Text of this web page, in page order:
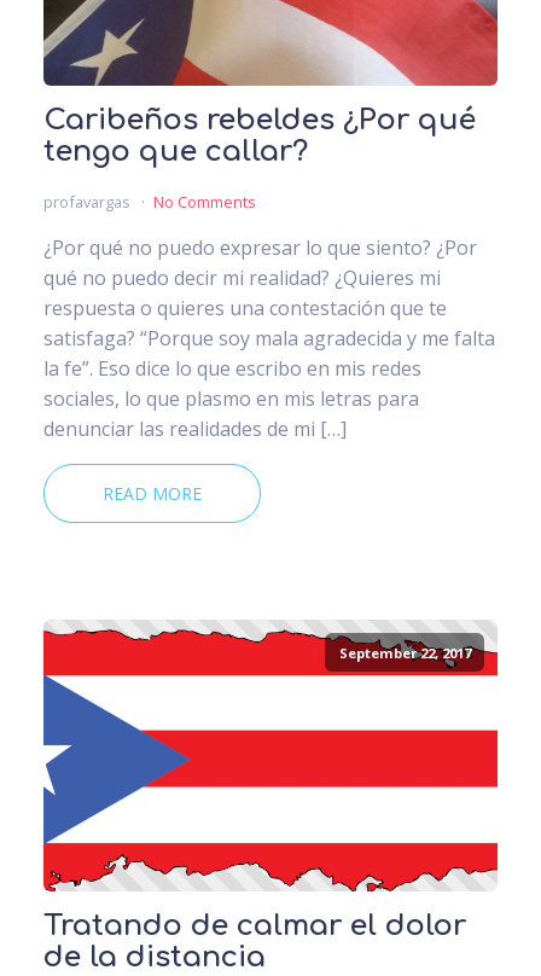
Caribeños rebeldes ¿Por qué
tengo que callar?
profavargas No Comments
¿Por qué no puedo expresar lo que siento? ¿Por
qué no puedo decir mi realidad? ¿Quieres mi
respuesta o quieres una contestación que te
satisfaga? “Porque soy mala agradecida y me falta
la fe”. Eso dice lo que escribo en mis redes
sociales, lo que plasmo en mis letras para
denunciar las realidades de mi […]
READ MORE
September 22, 2017
Tratando de calmar el dolor
de la distancia